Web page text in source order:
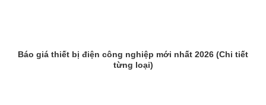
Báo giá thiết bị điện công nghiệp mới nhất 2026 (Chi tiết
từng loại)